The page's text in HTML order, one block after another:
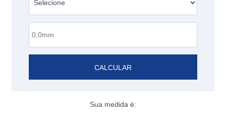
CALCULAR
Sua medida é: